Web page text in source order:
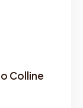
Colline